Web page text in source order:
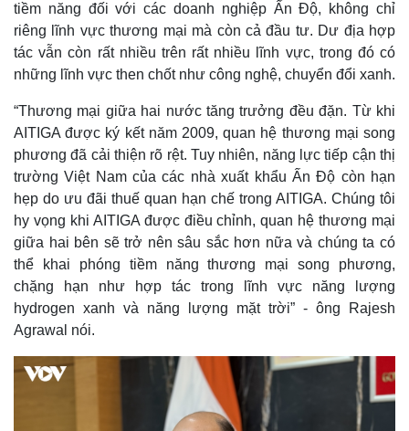
tiềm năng đối với các doanh nghiệp Ấn Độ, không chỉ
riêng lĩnh vực thương mại mà còn cả đầu tư. Dư địa hợp
tác vẫn còn rất nhiều trên rất nhiều lĩnh vực, trong đó có
những lĩnh vực then chốt như công nghệ, chuyển đổi xanh.
“Thương mại giữa hai nước tăng trưởng đều đặn. Từ khi
AITIGA được ký kết năm 2009, quan hệ thương mại song
phương đã cải thiện rõ rệt. Tuy nhiên, năng lực tiếp cận thị
trường Việt Nam của các nhà xuất khẩu Ấn Độ còn hạn
hẹp do ưu đãi thuế quan hạn chế trong AITIGA. Chúng tôi
hy vọng khi AITIGA được điều chỉnh, quan hệ thương mại
giữa hai bên sẽ trở nên sâu sắc hơn nữa và chúng ta có
thể khai phóng tiềm năng thương mại song phương,
chặng hạn như hợp tác trong lĩnh vực năng lượng
hydrogen xanh và năng lượng mặt trời” - ông Rajesh
Agrawal nói.